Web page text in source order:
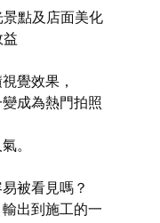
景點及店面美化
益
覺效果，
成為熱門拍照
。
被看見嗎？
出到施工的一